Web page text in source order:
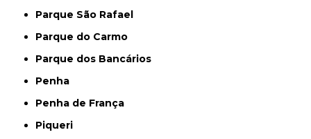
Parque São Rafael
Parque do Carmo
Parque dos Bancários
Penha
Penha de França
Piqueri